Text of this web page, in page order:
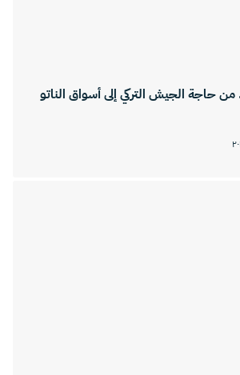
حاجة الجيش التركي إلى أسواق الناتو